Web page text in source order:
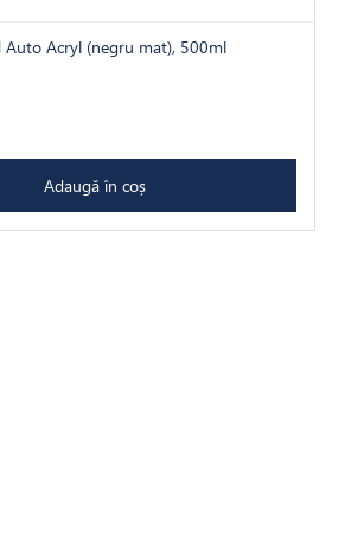
Acryl (negru mat), 500ml
Adaugă în coș